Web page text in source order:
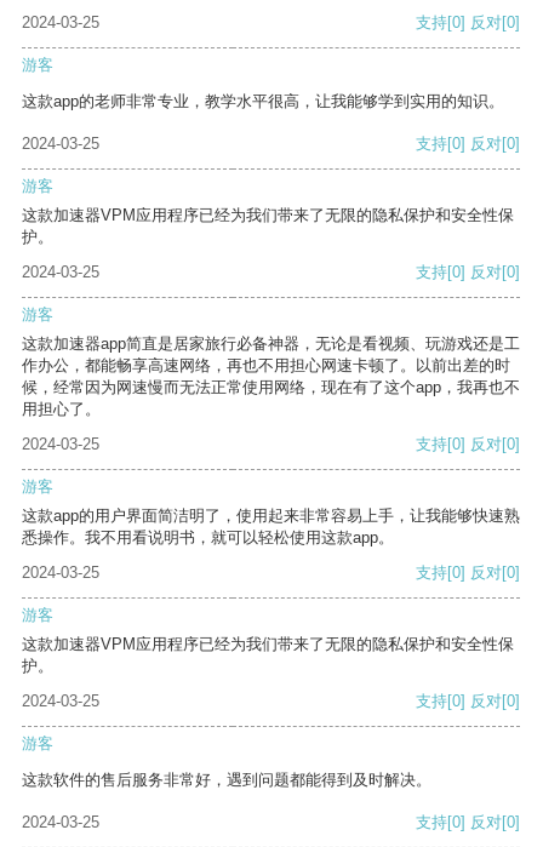
2024-03-25
支持[0] 反对[0]
游客
这款app的老师非常专业，教学水平很高，让我能够学到实用的知识。
2024-03-25 支持[0] 反对[0]
游客
这款加速器VPM应用程序已经为我们带来了无限的隐私保护和安全性保
护。
2024-03-25
支持[0] 反对[0]
游客
这款加速器app简直是居家旅行必备神器，无论是看视频、玩游戏还是工
作办公，都能畅享高速网络，再也不用担心网速卡顿了。以前出差的时
候，经常因为网速慢而无法正常使用网络，现在有了这个app，我再也不
用担心了。
2024-03-25
支持[0] 反对[0]
游客
这款app的用户界面简洁明了，使用起来非常容易上手，让我能够快速熟
悉操作。我不用看说明书，就可以轻松使用这款app。
2024-03-25
支持[0] 反对[0]
游客
这款加速器VPM应用程序已经为我们带来了无限的隐私保护和安全性保
护。
2024-03-25
支持[0] 反对[0]
游客
这款软件的售后服务非常好，遇到问题都能得到及时解决。
2024-03-25 支持[0] 反对[0]